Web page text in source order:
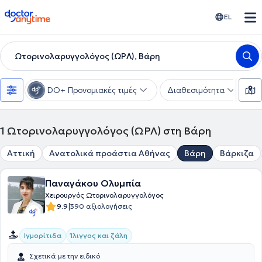
doctoranytime EL
Ωτορινολαρυγγολόγος (ΩΡΛ), Βάρη
DO+ Προνομιακές τιμές Διαθεσιμότητα
1 Ωτορινολαρυγγολόγος (ΩΡΛ) στη Βάρη
Αττική Ανατολικά προάστια Αθήνας Βάρη Βάρκιζα
Παναγάκου Ολυμπία
Χειρουργός Ωτορινολαρυγγολόγος
9.9|390 αξιολογήσεις
Ιγμορίτιδα Ίλιγγος και ζάλη
Σχετικά με την ειδικό